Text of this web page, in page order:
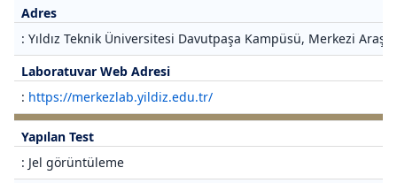
Adres
: Yıldız Teknik Üniversitesi Davutpaşa Kampüsü, Merkezi
Laboratuvar Web Adresi
: https://merkezlab.yildiz.edu.tr/
Yapılan Test
: Jel görüntüleme